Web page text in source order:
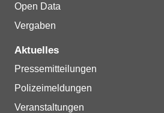
Open Data
Vergaben
Aktuelles
Pressemitteilungen
Polizeimeldungen
Veranstaltungen